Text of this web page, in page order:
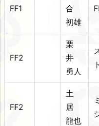
FF1
合
初雄
FF2
栗
井
勇人
ト
FF2
土
居
龍也